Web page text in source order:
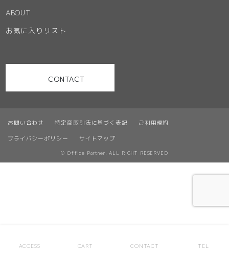
お問い合わせ 特定商取引法に基づく表記 ご利用規約
プライバシーポリシー サイトマップ
ABOUT
お気に入りリスト
CONTACT
© Office Partner. ALL RIGHT RESERVED
ACCESS CART CONTACT TEL